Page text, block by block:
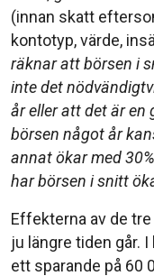
(innan skatt
kontotyp, värde,
räknar att börsen i
inte det
år eller att det är en
börsen något år
annat ökar med
har börsen i snitt
Effekterna av de
ju längre tiden går.
ett sparande på 60